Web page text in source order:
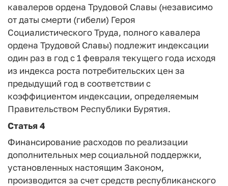
кавалеров ордена Трудовой Славы (независимо
от даты смерти (гибели) Героя
Социалистического Труда, полного кавалера
ордена Трудовой Славы) подлежит индексации
один раз в год с 1 февраля текущего года исходя
из индекса роста потребительских цен за
предыдущий год в соответствии с
коэффициентом индексации, определяемым
Правительством Республики Бурятия.
Статья 4
Финансирование расходов по реализации
дополнительных мер социальной поддержки,
установленных настоящим Законом,
производится за счет средств республиканского